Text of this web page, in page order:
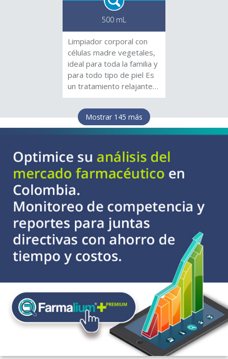
500 mL
Limpiador corporal con
células madre vegetales,
ideal para toda la familia y
para todo tipo de piel Es
un tratamiento relajante
para la piel Control de los
síntomas de la piel
sensible e inflamada
Control de la dermatitis
síntomas relacionados
Control del Enrojecimiento
, picor y prevención del
foto envejecimiento y el
envejecimiento Control
del micro inflamación de la
piel, por agentes químicos
Prevención de manchas
post- inflamatorias.
Mostrar 145 más